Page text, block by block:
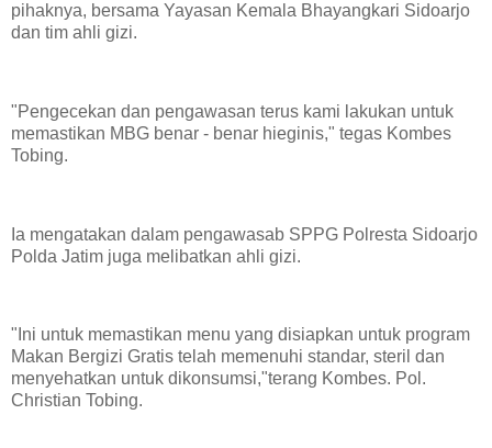
pihaknya, bersama Yayasan Kemala Bhayangkari Sidoarjo
dan tim ahli gizi.
"Pengecekan dan pengawasan terus kami lakukan untuk
memastikan MBG benar - benar hieginis," tegas Kombes
Tobing.
Ia mengatakan dalam pengawasab SPPG Polresta Sidoarjo
Polda Jatim juga melibatkan ahli gizi.
"Ini untuk memastikan menu yang disiapkan untuk program
Makan Bergizi Gratis telah memenuhi standar, steril dan
menyehatkan untuk dikonsumsi,"terang Kombes. Pol.
Christian Tobing.